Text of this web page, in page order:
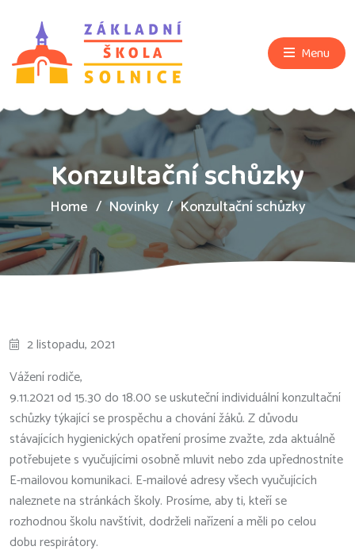
Menu
Konzultační schůzky
Home Novinky Konzultační schůzky
2 listopadu, 2021
Vážení rodiče,
9.11.2021 od 15.30 do 18.00 se uskuteční individuální konzultační
schůzky týkající se prospěchu a chování žáků. Z důvodu
stávajících hygienických opatření prosíme zvažte, zda aktuálně
potřebujete s vyučujícími osobně mluvit nebo zda upřednostníte
E-mailovou komunikaci. E-mailové adresy všech vyučujících
naleznete na stránkách školy. Prosíme, aby ti, kteří se
rozhodnou školu navštívit, dodrželi nařízení a měli po celou
dobu respirátory.